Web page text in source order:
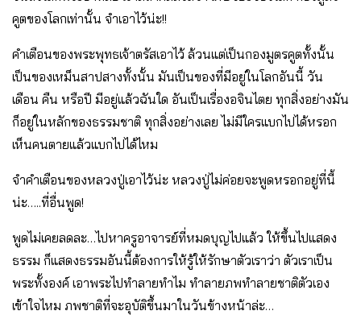
คูตของโลกเท่านั้น จำเอาไว้น่ะ!!
คำเตือนของพระพุทธเจ้าตรัสเอาไว้ ล้วนแต่เป็นกองมูตรคูตทั้งนั้น
เป็นของเหม็นสาปสางทั้งนั้น มันเป็นของที่มีอยู่ในโลกอันนี้ วัน
เดือน คืน หรือปี มีอยู่แล้วฉันใด อันเป็นเรื่องอจินไตย ทุกสิ่งอย่างมัน
ก็อยู่ในหลักของธรรมชาติ ทุกสิ่งอย่างเลย ไม่มีใครแบกไปได้หรอก
เห็นคนตายแล้วแบกไปได้ไหม
จำคำเตือนของหลวงปู่เอาไว้น่ะ หลวงปู่ไม่ค่อยจะพูดหรอกอยู่ที่นี้
น่ะ…..ที่อื่นพูด!
พูดไม่เคยลดละ…ไปหาครูอาจารย์ที่หมดบุญไปแล้ว ให้ขึ้นไปแสดง
ธรรม ก็แสดงธรรมอันนี้ต้องการให้รู้ให้รักษาตัวเราว่า ตัวเราเป็น
พระทั้งองค์ เอาพระไปทำลายทำไม ทำลายภพทำลายชาติตัวเอง
เข้าใจไหม ภพชาติที่จะอุบัติขึ้นมาในวันข้างหน้าล่ะ…